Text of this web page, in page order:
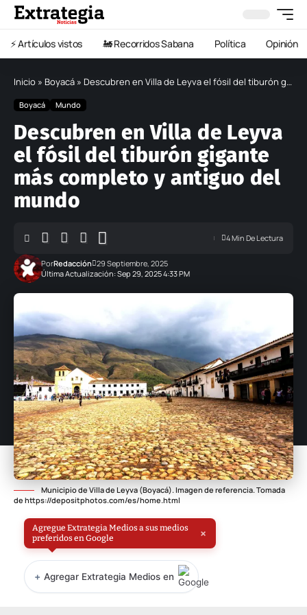
⚡️ Artículos vistos 🚂 Recorridos Sabana Política Opinión
Inicio » Boyacá » Descubren en Villa de Leyva el fósil del tiburón gigante más completo y antiguo del mundo
Boyacá Mundo
Descubren en Villa de Leyva
el fósil del tiburón gigante
más completo y antiguo del
mundo
Última Actualización: Sep 29, 2025 4:33 PM
PorRedacción 29 Septiembre, 2025
4 Min De Lectura
Municipio de Villa de Leyva (Boyacá). Imagen de referencia. Tomada
de https://depositphotos.com/es/home.html
Agregue Extrategia Medios a sus medios
preferidos en Google
×
+ Agregar Extrategia Medios en